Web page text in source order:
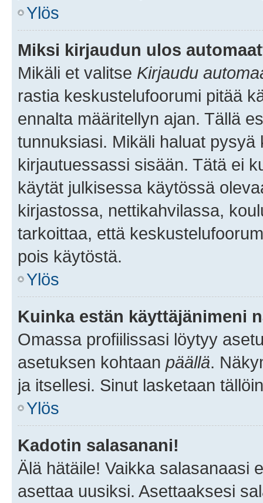
Ylös
Miksi kirjaudun ulos
Mikäli et valitse Kirjaudu
rastia keskustelufoorumi pitää
ennalta määritellyn ajan. Tällä
tunnuksiasi. Mikäli haluat
kirjautuessassi sisään. Tätä ei
käytät julkisessa käytössä
kirjastossa, nettikahvilassa,
tarkoittaa, että
pois käytöstä.
Ylös
Kuinka estän käyttäjänimeni
Omassa profiilissasi löytyy
asetuksen kohtaan päällä.
ja itsellesi. Sinut lasketaan
Ylös
Kadotin salasanani!
Älä hätäile! Vaikka salasanaasi
asettaa uusiksi. Asettaaksesi